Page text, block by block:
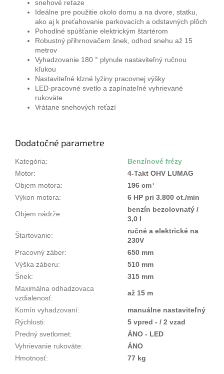
snehové reťaze
Ideálne pre použitie okolo domu a na dvore, statku,
ako aj k preťahovanie parkovacích a odstavných plôch
Pohodlné spúšťanie elektrickým štartérom
Robustný přihrnovačem šnek, odhod snehu až 15
metrov
Vyhadzovanie 180 ° plynule nastaviteľný ručnou
kľukou
Nastaviteľné klzné lyžiny pracovnej výšky
LED-pracovné svetlo a zapínateľné vyhrievané
rukoväte
Vrátane snehových reťazí
Dodatočné parametre
Kategória:
Benzínové frézy
Motor:
4-Takt OHV LUMAG
Objem motora:
196 cm³
Výkon motora: 6 HP pri 3.800 ot./min
Objem nádrže:
benzín bezolovnatý /
3,0 l
Štartovanie:
ručné a elektrické na
230V
Pracovný záber:
650 mm
Výška záberu:
510 mm
Šnek:
315 mm
Maximálna odhadzovaca
vzdialenosť:
až 15 m
Komín vyhadzovaní:
manuálne nastaviteľný
Rýchlosti:
5 vpred - / 2 vzad
Predný svetlomet:
ÁNO - LED
Vyhrievanie rukoväte:
ÁNO
Hmotnosť: 77 kg